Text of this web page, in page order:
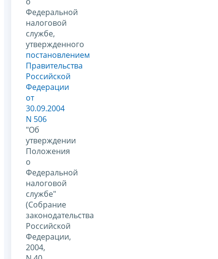
Федеральной
налоговой
службе,
утвержденного
постановлением
Правительства
Российской
Федерации
от
30.09.2004
N 506
"Об
утверждении
Положения
о
Федеральной
налоговой
службе"
(Собрание
законодательства
Российской
Федерации,
2004,